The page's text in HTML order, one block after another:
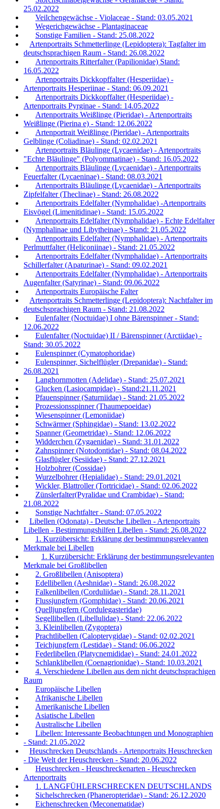
25.02.2022
Veilchengewächse - Violaceae - Stand: 03.05.2021
Wegerichgewächse - Plantaginaceae
Sonstige Familien - Stand: 25.08.2022
Artenportraits Schmetterlinge (Lepidoptera): Tagfalter im
deutschsprachigen Raum - Stand: 26.08.2022
Artenportraits Ritterfalter (Papilionidae) Stand:
16.05.2022
Artenportraits Dickkopffalter (Hesperiidae) -
Artenportraits Hesperiinae - Stand: 06.09.2021
Artenportraits Dickkopffalter (Hesperiidae) -
Artenportraits Pyrginae - Stand: 14.05.2022
Artenportraits Weißlinge (Pieridae) - Artenportraits
Weißlinge (Pierina e) - Stand: 12.06.2022
Artenportrait Weißlinge (Pieridae) - Artenportraits
Gelblinge (Coliadinae) - Stand: 02.02.2021
Artenportraits Bläulinge (Lycaenidae) - Artenportraits
"Echte Bläulinge" (Polyommatinae) - Stand: 16.05.2022
Artenportraits Bläulinge (Lycaenidae) - Artenportraits
Feuerfalter (Lycaeninae) - Stand: 08.03.2021
Artenportraits Bläulinge (Lycaenidae) - Artenportraits
Zipfelfalter (Theclinae) - Stand: 26.08.2022
Artenportraits Edelfalter (Nymphalidae) -Artenportraits
Eisvögel (Limenitidinae) - Stand: 15.05.2022
Artenportraits Edelfalter (Nymphalidae) - Echte Edelfalter
(Nymphalinae und Libytheinae) - Stand: 21.05.2022
Artenportraits Edelfalter (Nymphalidae) - Artenportraits
Perlmuttfalter (Heliconiinae) - Stand: 21.05.2022
Artenportraits Edelfalter (Nymphalidae) - Artenportraits
Schillerfalter (Apaturinae) - Stand: 09.02.2021
Artenportraits Edelfalter (Nymphalidae) - Artenportraits
Augenfalter (Satyrinae) - Stand: 09.06.2022
Artenportraits Europäische Falter
Artenportraits Schmetterlinge (Lepidoptera): Nachtfalter im
deutschsprachigen Raum - Stand: 21.08.2022
Eulenfalter (Noctuidae) I ohne Bärenspinner - Stand:
12.06.2022
Eulenfalter (Noctuidae) II / Bärenspinner (Arctiidae) -
Stand: 30.05.2022
Eulenspinner (Cymatophoridae)
Eulenspinner, Sichelflügler (Drepanidae) - Stand:
26.08.2021
Langhornmotten (Adelidae) - Stand: 25.07.2021
Glucken (Lasiocampidae) - Stand:21.11.2021
Pfauenspinner (Saturniidae) - Stand: 21.05.2022
Prozessionsspinner (Thaumepoeidae)
Wiesenspinner (Lemoniidae)
Schwärmer (Sphingidae) - Stand: 13.02.2022
Spanner (Geometridae) - Stand: 12.06.2022
Widderchen (Zygaenidae) - Stand: 31.01.2022
Zahnspinner (Notodontidae) - Stand: 08.04.2022
Glasflügler (Sesiidae) - Stand: 27.12.2021
Holzbohrer (Cossidae)
Wurzelbohrer (Hepialidae) - Stand: 29.01.2021
Wickler, Blattroller (Tortricidae) - Stand: 02.06.2022
Zünslerfalter(Pyralidae und Crambidae) - Stand:
21.08.2022
Sonstige Nachtfalter - Stand: 07.05.2022
Libellen (Odonata) - Deutsche Libellen - Artenportraits
Libellen - Bestimmungshilfen Libellen - Stand: 26.08.2022
1. Kurzübersicht: Erklärung der bestimmungsrelevanten
Merkmale bei Libellen
1. Kurzübersicht: Erklärung der bestimmungsrelevanten
Merkmale bei Großlibellen
2. Großlibellen (Anisoptera)
Edellibellen (Aeshnidae) - Stand: 26.08.2022
Falkenlibellen (Corduliidae) - Stand: 28.11.2021
Flussjungfern (Gomphidae) - Stand: 20.06.2021
Quelljungfern (Cordulegasteridae)
Segellibellen (Libellulidae) - Stand: 22.06.2022
3. Kleinlibellen (Zygoptera)
Prachtlibellen (Calopterygidae) - Stand: 02.02.2021
Teichjungfern (Lestidae) - Stand: 06.06.2022
Federlibellen (Platycnemididae) - Stand: 24.01.2022
Schlanklibellen (Coenagrionidae) - Stand: 10.03.2021
4. Verschiedene Libellen aus dem nicht deutschsprachigen
Raum
Europäische Libellen
Afrikanische Libellen
Amerikanische Libellen
Asiatische Libellen
Australische Libellen
Libellen: Interessante Beobachtungen und Monographien
- Stand: 21.05.2022
Heuschrecken Deutschlands - Artenportraits Heuschrecken
- Die Welt der Heuschrecken - Stand: 20.06.2022
Heuschrecken - Heuschreckenarten - Heuschrecken
Artenportraits
1. LANGFÜHLERSCHRECKEN DEUTSCHLANDS
Sichelschrecken (Phaneropteridae) - Stand: 26.12.2020
Eichenschrecken (Meconematidae)